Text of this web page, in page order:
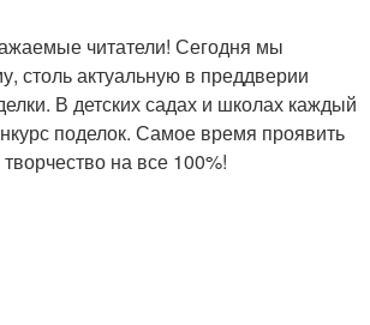
читатели! Сегодня мы
столь актуальную в преддверии
В детских садах и школах каждый
поделок. Самое время проявить
на все 100%!